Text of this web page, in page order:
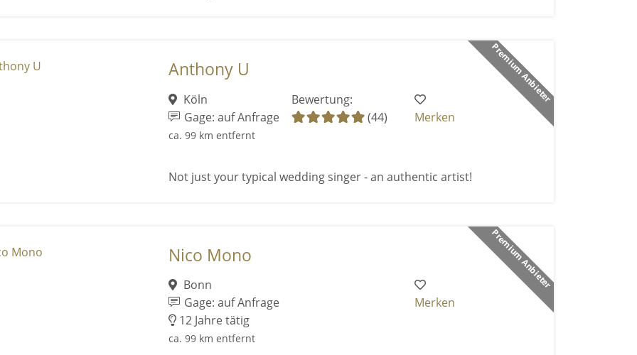
Premium Anbieter
Anthony U
Köln
Gage: auf Anfrage
ca. 99 km entfernt
Bewertung:
(44)
Merken
Not just your typical wedding singer - an authentic artist!
Premium Anbieter
Nico Mono
Bonn
Gage: auf Anfrage
12 Jahre tätig
ca. 99 km entfernt
Merken